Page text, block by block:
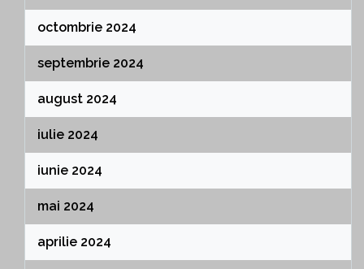
octombrie 2024
septembrie 2024
august 2024
iulie 2024
iunie 2024
mai 2024
aprilie 2024